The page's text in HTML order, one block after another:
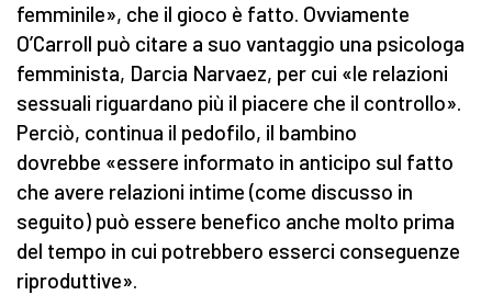
femminile», che il gioco è fatto. Ovviamente
O’Carroll può citare a suo vantaggio una psicologa
femminista, Darcia Narvaez, per cui «le relazioni
sessuali riguardano più il piacere che il controllo».
Perciò, continua il pedofilo, il bambino
dovrebbe «essere informato in anticipo sul fatto
che avere relazioni intime (come discusso in
seguito) può essere benefico anche molto prima
del tempo in cui potrebbero esserci conseguenze
riproduttive».